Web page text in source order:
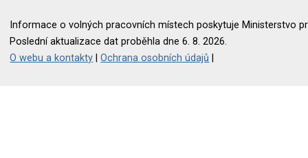
Informace o volných pracovních místech poskytuje Ministerstvo
Poslední aktualizace dat proběhla dne 6. 8. 2026.
O webu a kontakty |Ochrana osobních údajů